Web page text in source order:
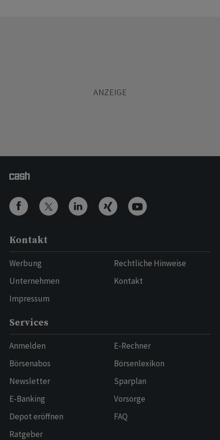
Kontakt
Werbung
Unternehmen
Impressum
Rechtliche Hinweise
Kontakt
Services
Anmelden
Börsenabos
Newsletter
E-Banking
Depot eröffnen
Ratgeber
E-Rechner
Börsenlexikon
Sparplan
Vorsorge
FAQ